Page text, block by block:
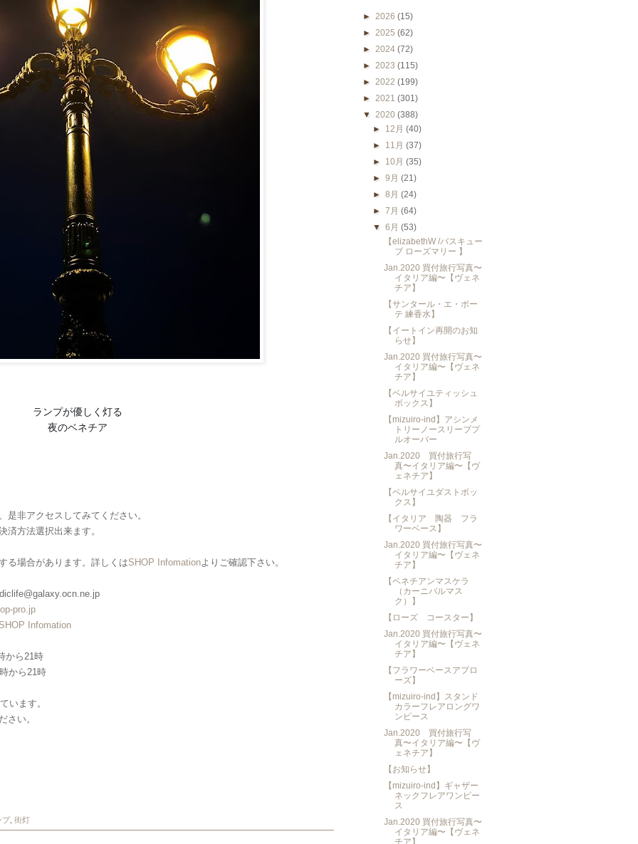
ランプが優しく灯る
夜のベネチア
非アクセスしてみてください。
方法選択出来ます。
る場合があります。詳しくはSHOP Infomationよりご確認下さい。
pro.jp
Infomation
から21時
から21時
います。
さい。
プ, 街灯
► 2026 (15)
► 2025 (62)
► 2024 (72)
► 2023 (115)
► 2022 (199)
► 2021 (301)
▼ 2020 (388)
► 12月(40)
► 11月(37)
► 10月(35)
►9月(21)
►8月(24)
►7月(64)
▼6月(53)
【elizabethW /バスキュー
ブ ローズマリー 】
Jan.2020 買付旅行写真〜
イタリア編〜【ヴェネ
チア】
【サンタール・エ・ボー
テ 練香水】
【イートイン再開のお知
らせ】
Jan.2020 買付旅行写真〜
イタリア編〜【ヴェネ
チア】
【ベルサイユティッシュ
ボックス】
【mizuiro-ind】アシンメ
トリーノースリーブプ
ルオーバー
Jan.2020 買付旅行写
真〜イタリア編〜【ヴ
ェネチア】
【ベルサイユダストボッ
クス】
【イタリア 陶器 フラ
ワーベース】
Jan.2020 買付旅行写真〜
イタリア編〜【ヴェネ
チア】
【ベネチアンマスケラ
（カーニバルマス
ク）】
【ローズ コースター】
Jan.2020 買付旅行写真〜
イタリア編〜【ヴェネ
チア】
【フラワーベースアプロ
ーズ】
【mizuiro-ind】スタンド
カラーフレアロングワ
ンピース
Jan.2020 買付旅行写
真〜イタリア編〜【ヴ
ェネチア】
【お知らせ】
【mizuiro-ind】ギャザー
ネックフレアワンピー
ス
Jan.2020 買付旅行写真〜
イタリア編〜【ヴェネ
チア】